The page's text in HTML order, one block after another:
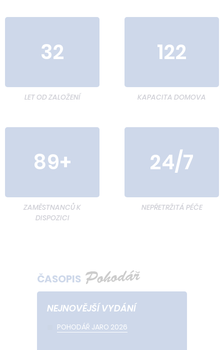
32
LET OD ZALOŽENÍ
122
KAPACITA DOMOVA
89+
ZAMĚSTNANCŮ K
DISPOZICI
24/7
NEPŘETRŽITÁ PÉČE
ČASOPIS
NEJNOVĚJŠÍ VYDÁNÍ
POHODÁŘ JARO 2026